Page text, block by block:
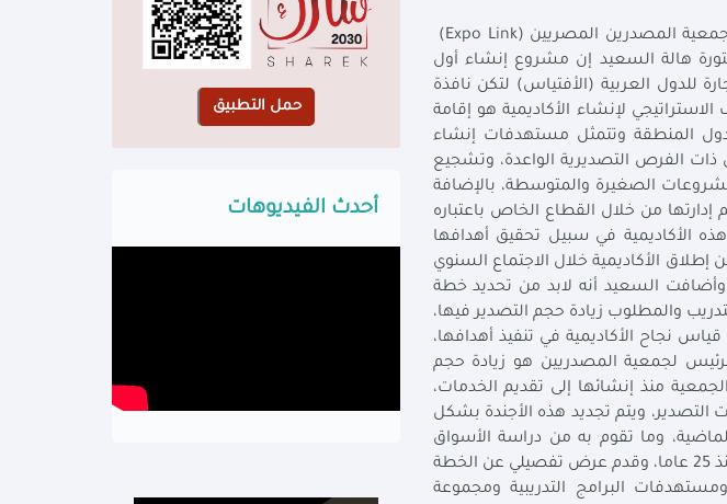
اجتمعت الدكتورة هالة السعيد، وزيرة التخطيط والتنمية الاقتصادية مع السادة مسئولي جمعية المصدرين المصريين (Expo Link)
هالة السعيد إن مشروع إنشاء أول
للدول العربية (الأفتياس) لتكن نافذة
لإنشاء الأكاديمية هو إقامة
المنطقة وتتمثل مستهدفات إنشاء
ذات الفرص التصديرية الواعدة، وتشجيع
الصغيرة والمتوسطة، بالإضافة
من خلال القطاع الخاص باعتباره
الأكاديمية في سبيل تحقيق أهدافها
الأكاديمية خلال الاجتماع السنوي
محافظي البنك الإسلامي المزمع عقده في شرم الشيخ خلال شهر يونيو 2022 .وأضافت السعيد أنه لابد من تحديد خطة
والمطلوب زيادة حجم التصدير فيها،
نجاح الأكاديمية في تنفيذ أهدافها،
لجمعية المصدريين هو زيادة حجم
منذ إنشائها إلى تقديم الخدمات،
ويتم تجديد هذه الأجندة بشكل
وما تقوم به من دراسة الأسواق
المختلفة واحتياجاتها، والتي تختلف من دولة إلى أخرى، مشيرا إلى أن الجمعية تم تأسيسها منذ 25 عاما، وقدم عرض تفصيلي عن الخطة
البرامج التدريبية ومجموعة
أحدث الفيديوهات